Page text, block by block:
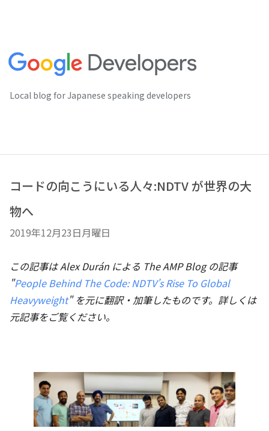
Local blog for Japanese speaking developers
コードの向こうにいる人々:NDTV が世界の大
物へ
2019年12月23日月曜日
この記事はAlex Durán による The AMP Blog の記事
"People Behind The Code: NDTV’s Rise To Global
Heavyweight" を元に翻訳・加筆したものです。詳しくは
元記事をご覧ください。